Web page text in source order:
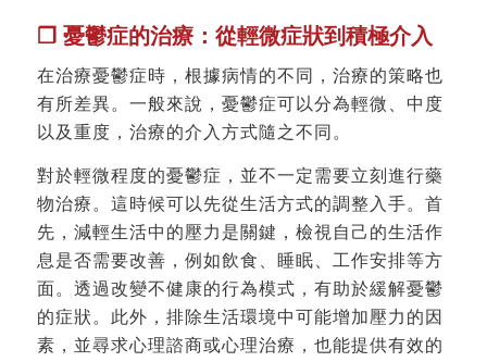
❐ 憂鬱症的治療：從輕微症狀到積極介入
在治療憂鬱症時，根據病情的不同，治療的策略也
有所差異。一般來說，憂鬱症可以分為輕微、中度
以及重度，治療的介入方式隨之不同。
對於輕微程度的憂鬱症，並不一定需要立刻進行藥
物治療。這時候可以先從生活方式的調整入手。首
先，減輕生活中的壓力是關鍵，檢視自己的生活作
息是否需要改善，例如飲食、睡眠、工作安排等方
面。透過改變不健康的行為模式，有助於緩解憂鬱
的症狀。此外，排除生活環境中可能增加壓力的因
素，並尋求心理諮商或心理治療，也能提供有效的